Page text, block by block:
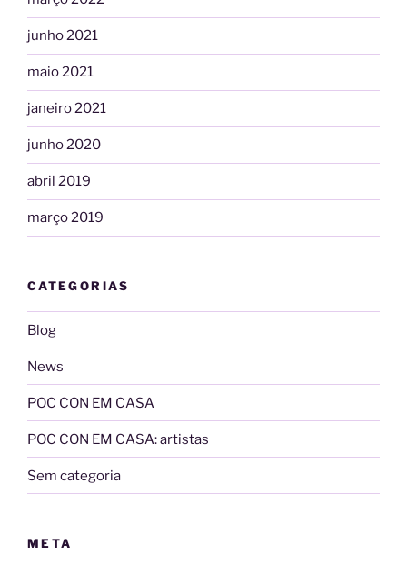
junho 2021
maio 2021
janeiro 2021
junho 2020
abril 2019
março 2019
CATEGORIAS
Blog
News
POC CON EM CASA
POC CON EM CASA: artistas
Sem categoria
META